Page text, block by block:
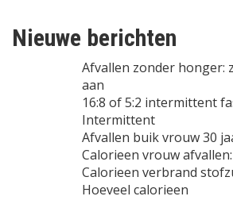
Nieuwe berichten
Afvallen zonder honger:
aan
16:8 of 5:2 intermittent
Intermittent
Afvallen buik vrouw 30
Calorieen vrouw
Calorieen verbrand
Hoeveel calorieen